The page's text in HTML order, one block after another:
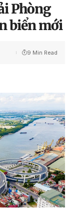
Phòng
biển mới
9 Min Read